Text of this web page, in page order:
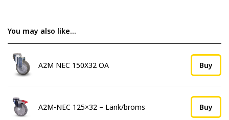
You may also like…
A2M NEC 150X32 OA Buy
A2M-NEC 125×32 – Länk/broms Buy